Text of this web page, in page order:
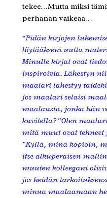
tekee…Mutta miksi
perhanan vaikeaa…
“Pidän kirjojen
löytääkseni uutta
Minulle kirjat ovat
inspiroivia. Lähestyn
maalari lähestyy
jos maalari selaisi
maalausta, jonka hän
kuvitella? ”Olen
mitä muut ovat
”Kyllä, minä kopioin,
itse alkuperäisen
muuten kolleegani
jos heidän
minua maalaamaan